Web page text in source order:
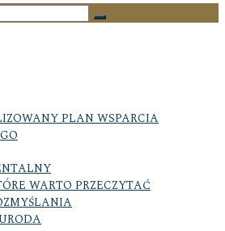
PLAN WSPARCIA
WARTO PRZECZYTAĆ